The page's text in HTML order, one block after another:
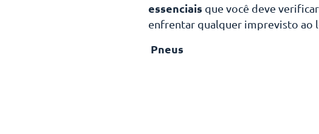
essenciais que você deve
enfrentar qualquer imprevisto ao
Pneus